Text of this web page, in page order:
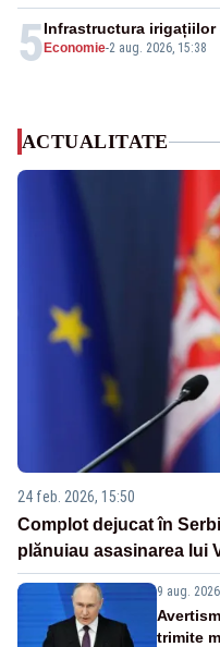
5 Economie-2 aug. 2026, 15:38
Infrastructura irigațiilor
ACTUALITATE
24 feb. 2026, 15:50
Complot dejucat în
plănuiau asasinarea lui
9 aug.
trimite